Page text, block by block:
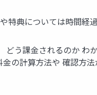
典については時間
う課金されるのか
計算方法や 確認方